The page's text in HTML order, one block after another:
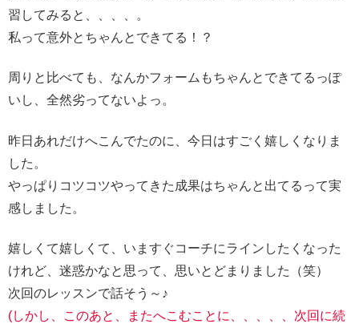
習してみると、、、、。
私って意外とちゃんとできてる！？
周りと比べても、なんかフォームもちゃんとできてるっぽ
いし、全然劣ってないよっ。
昨日あれだけへこんでたのに、今日はすごく嬉しくなりま
した。
やっぱりコツコツやってきた成果はちゃんと出てるって実
感しました。
嬉しくて嬉しくて、いますぐコーチにラインしたくなった
けれど、迷惑かなと思って、思いとどまりました（笑）
次回のレッスンで話そう～♪
(しかし、このあと、またへこむことに、、、、、次回に続